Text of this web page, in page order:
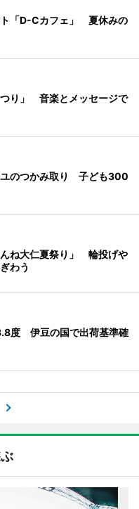
「D-Cカフェ」 夏休みの
り」 音楽とメッセージで
ユのつかみ取り 子ども300
ね大仁夏祭り」 輪投げや
わう
度 伊豆の国で出荷基準確